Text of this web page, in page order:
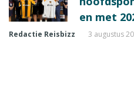
en met
Redactie Reisbizz 3 augustus